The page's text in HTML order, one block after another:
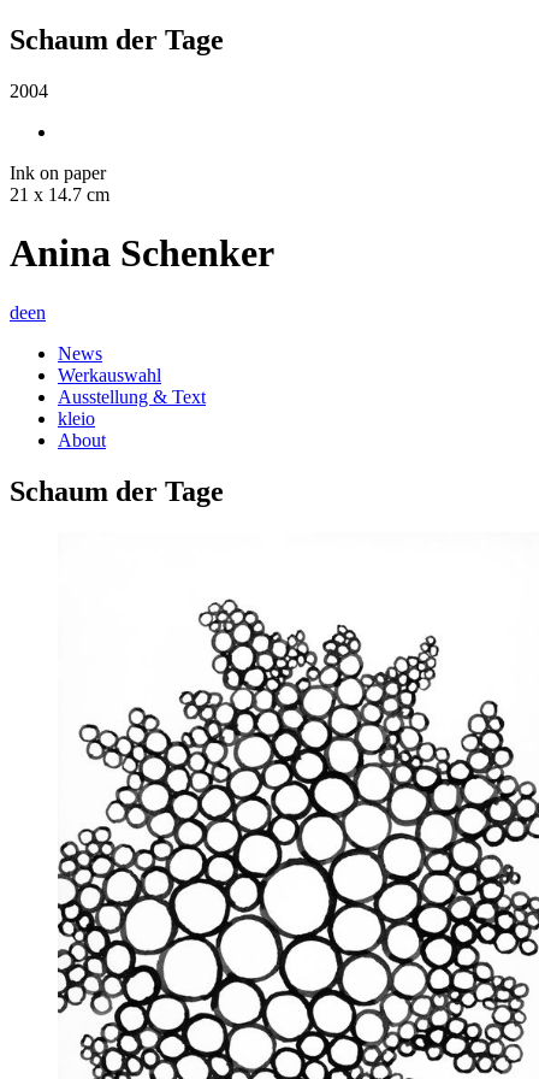
Schaum der Tage
2004
Ink on paper
21 x 14.7 cm
Anina Schenker
deen
News
Werkauswahl
Ausstellung & Text
kleio
About
Schaum der Tage